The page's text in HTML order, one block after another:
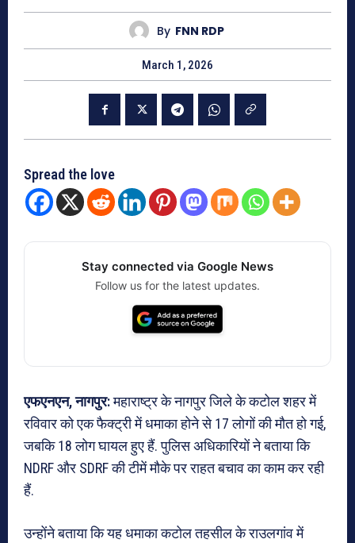
By FNN RDP
March 1, 2026
Spread the love
Stay connected via Google News
Follow us for the latest updates.
एफएनएन, नागपुर:महाराष्ट्र के नागपुर जिले के कटोल शहर में
रविवार को एक फैक्ट्री में धमाका होने से 17 लोगों की मौत हो गई,
जबकि 18 लोग घायल हुए हैं. पुलिस अधिकारियों ने बताया कि
NDRF और SDRF की टीमें मौके पर राहत बचाव का काम कर रही
हैं.
उन्होंने बताया कि यह धमाका कटोल तहसील के राउलगांव में